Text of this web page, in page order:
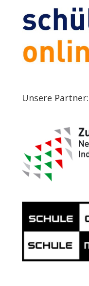
Unsere Partner: